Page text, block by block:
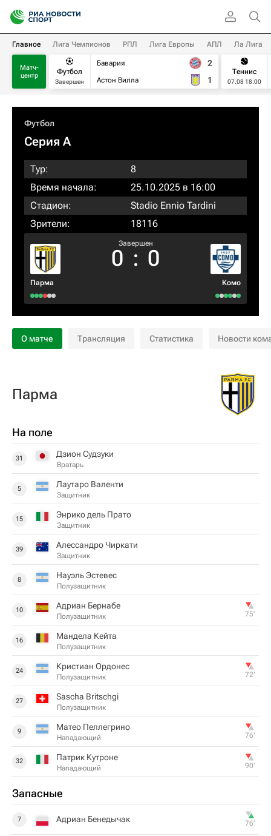
Главное Лига Чемпионов РПЛ Лига Европы АПЛ Ла Лига
Матч-
центр
Футбол
Завершен
Бавария
Астон Вилла
2
1
Теннис
07.08 18:00
Футбол
Серия А
Тур:
8
Время начала:
25.10.2025 в 16:00
Стадион:
Stadio Ennio Tardini
Зрители:
18116
Парма
Завершен
0 : 0
Комо
О матче Трансляция Статистика Новости
Парма
На поле
31 Дзион Судзуки
Вратарь
5 Лаутаро Валенти
Защитник
15 Энрико дель Прато
Защитник
39 Алессандро Чиркати
Защитник
8 Науэль Эстевес
Полузащитник
10 Адриан Бернабе
Полузащитник 75‎’‎
16 Мандела Кейта
Полузащитник
24 Кристиан Ордонес
Полузащитник 72‎’‎
27 Sascha Britschgi
Полузащитник
9 Матео Пеллегрино
Нападающий 76‎’‎
32 Патрик Кутроне
Нападающий 90‎’‎
Запасные
7 Адриан Бенедычак 76‎’‎